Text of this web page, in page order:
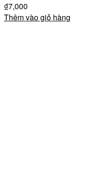
₫7,000
Thêm vào giỏ hàng